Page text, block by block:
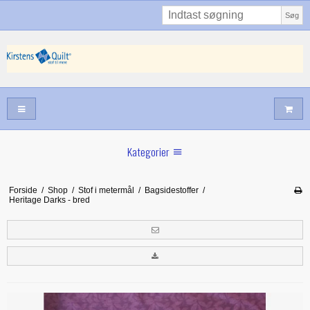
Søg
Kategorier
Juni nyt
Forside / Shop / Stof i metermål / Bagsidestoffer /
Heritage Darks - bred